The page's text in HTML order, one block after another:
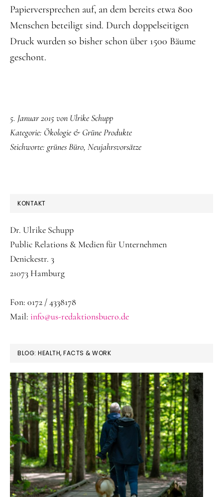
Papierversprechen auf, an dem bereits etwa 800
Menschen beteiligt sind. Durch doppelseitigen
Druck wurden so bisher schon über 1500 Bäume
geschont.
5. Januar 2015von Ulrike Schupp
Kategorie: Ökologie & Grüne Produkte
Stichworte: grünes Büro, Neujahrsvorsätze
SEITENSPALTE
KONTAKT
Dr. Ulrike Schupp
Public Relations & Medien für Unternehmen
Denickestr. 3
21073 Hamburg
Fon: 0172 / 4338178
Mail: info@us-redaktionsbuero.de
BLOG: HEALTH, FACTS & WORK